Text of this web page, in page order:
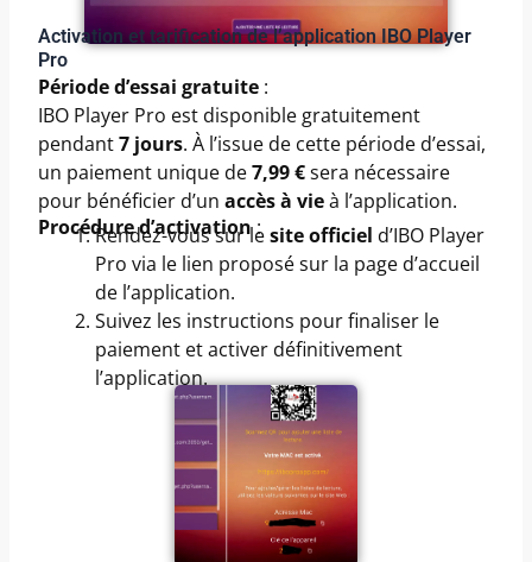
Activation et tarification de l’application IBO Player
Pro
Période d’essai gratuite :
IBO Player Pro est disponible gratuitement
pendant7 jours. À l’issue de cette période d’essai,
un paiement unique de7,99 €sera nécessaire
pour bénéficier d’unaccès à vieà l’application.
Procédure d’activation:
Rendez-vous sur lesite officiel d’IBO Player
Pro via le lien proposé sur la page d’accueil
de l’application.
Suivez les instructions pour finaliser le
paiement et activer définitivement
l’application.